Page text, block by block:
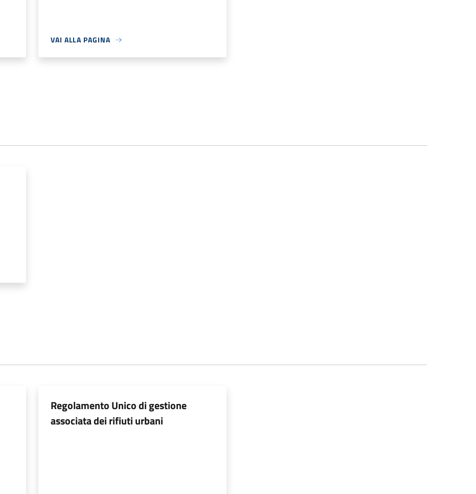
VAI ALLA PAGINA
Regolamento Unico di gestione
associata dei rifiuti urbani